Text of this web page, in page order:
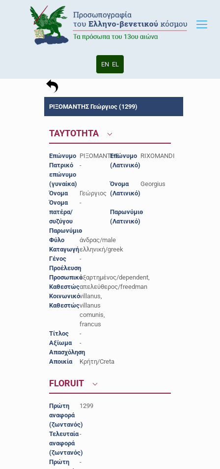
EN EL
ΡΙΞΟΜΑΝΤΗΣ Γεώργιος (1299)
ΤΑΥΤΟΤΗΤΑ
Επώνυμο ΡΙΞΟΜΑΝΤΗΣ
Πατρικό
επώνυμο
(γυναίκα)
-
Όνομα
Γεώργιος
Όνομα
πατέρα/
συζύγου
-
Παρωνύμιο
-
Φύλο
άνδρας/male
Καταγωγήελληνική/greek
Γένος
-
Προέλευση-
Προσωπικό
Καθεστώς
εξαρτημένος/dependent,
απελεύθερος/freedman
Κοινωνικό
Καθεστώς
villanus,
villanus
comunis,
francus
Τίτλος
-
Αξίωμα
-
Απασχόληση
-
Αποικία
Κρήτη/Creta
Επώνυμο
(Λατινικό)
RIXOMANDI
Όνομα
(Λατινικό)
Georgius
Παρωνύμιο
(Λατινικό)
-
FLORUIT
Πρώτη
αναφορά
(ζωντανός)
1299
Τελευταία
αναφορά
(ζωντανός)
-
Πρώτη
-